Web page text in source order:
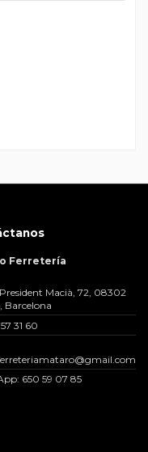
Ferretería
Macià, 72, 08302
Barcelona
31 60
650 59 07 85